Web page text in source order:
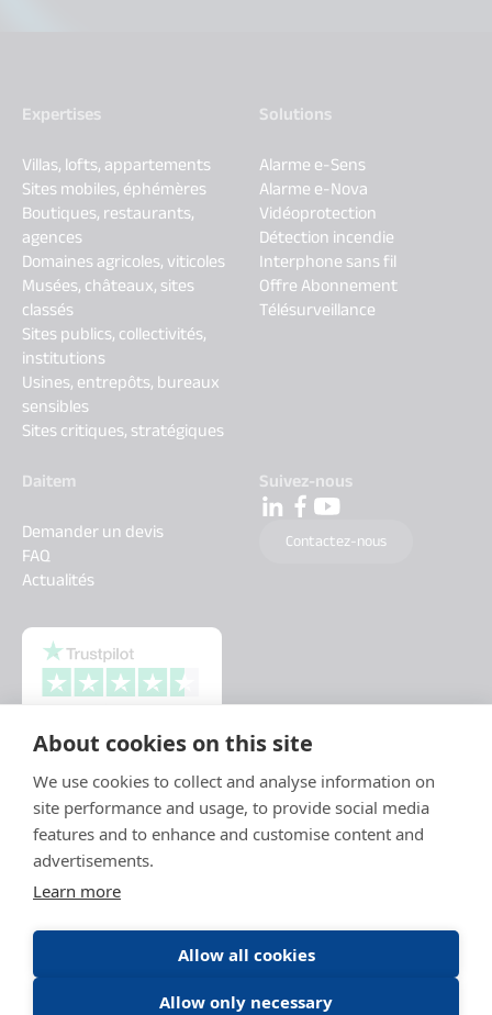
About cookies on this site
We use cookies to collect and analyse information on
site performance and usage, to provide social media
features and to enhance and customise content and
advertisements.
Learn more
Allow all cookies
Allow only necessary
Expertises
Villas, lofts, appartements
Sites mobiles, éphémères
Boutiques, restaurants,
agences
Domaines agricoles, viticoles
Musées, châteaux, sites
classés
Sites publics, collectivités,
institutions
Usines, entrepôts, bureaux
sensibles
Sites critiques, stratégiques
Solutions
Alarme e-Sens
Alarme e-Nova
Vidéoprotection
Détection incendie
Interphone sans fil
Offre Abonnement
Télésurveillance
Daitem
Demander un devis
FAQ
Actualités
Suivez-nous
Contactez-nous